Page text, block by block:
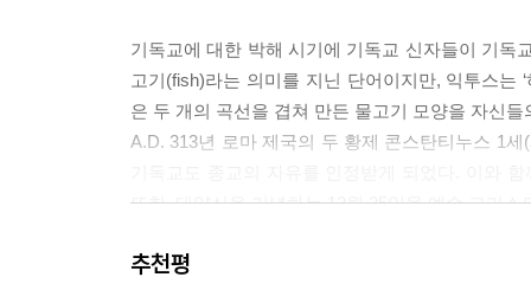
6. 산업 혁명 360
제2장 서양 근대사에 나타난 기독교 역사 365
1. 회중 교회와 침례교의 탄생 366
5. 자유주의 신학의 확산 401
기독교에 대한 박해 시기에 기독교 신자들이 기
고기(fish)라는 의미를 지닌 단어이지만, 익투스는
은 두 개의 곡선을 겹쳐 만든 물고기 모양을 자신
A.D. 313년 로마 제국의 두 황제 콘스탄티누스 1
또한, 태양신을 기념하는 12월 25일을 예수 그리
추천평